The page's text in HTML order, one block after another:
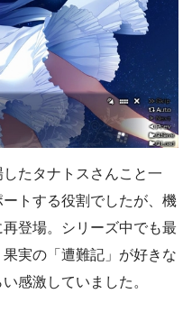
たタナトスさんこと一
トする役割でしたが、機
登場。シリーズ中でも最
実の「遭難記」が好きな
感激していました。